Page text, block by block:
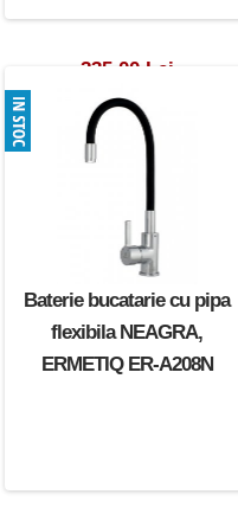
235.00 Lei
Baterie bucatarie cu pipa
flexibila NEAGRA,
ERMETIQ ER-A208N